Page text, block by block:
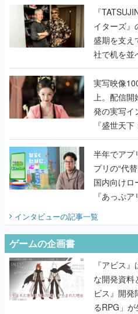
く
『
イターズ
盛期を支え
社で机を並
『
んだレジェ
実写映像
上。配信開
発の実写イ
『盛世天
うこだわり
半年でアプリ
プリの“代
国内向けロ
『あっぷ
てみた
インタビューの記事一覧
ゲームの企画書
『アビス
な開発資料
ビス』開発
るRPG」